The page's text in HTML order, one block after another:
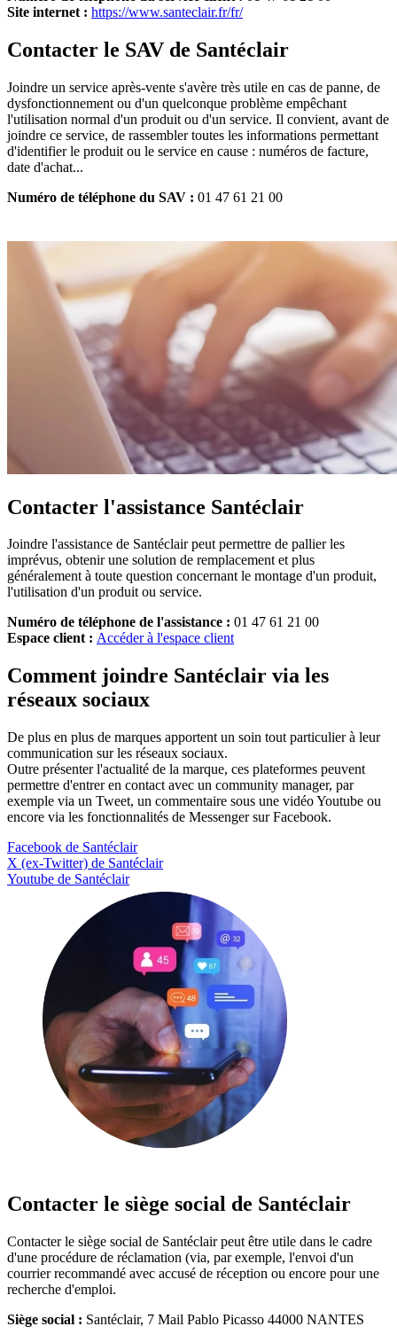
Site internet : https://www.santeclair.fr/fr/
Contacter le SAV de Santéclair
Joindre un service après-vente s'avère très utile en cas de panne, de
dysfonctionnement ou d'un quelconque problème empêchant
l'utilisation normal d'un produit ou d'un service. Il convient, avant de
joindre ce service, de rassembler toutes les informations permettant
d'identifier le produit ou le service en cause : numéros de facture,
date d'achat...
Numéro de téléphone du SAV : 01 47 61 21 00
Contacter l'assistance Santéclair
Joindre l'assistance de Santéclair peut permettre de pallier les
imprévus, obtenir une solution de remplacement et plus
généralement à toute question concernant le montage d'un produit,
l'utilisation d'un produit ou service.
Numéro de téléphone de l'assistance : 01 47 61 21 00
Espace client : Accéder à l'espace client
Comment joindre Santéclair via les
réseaux sociaux
De plus en plus de marques apportent un soin tout particulier à leur
communication sur les réseaux sociaux.
Outre présenter l'actualité de la marque, ces plateformes peuvent
permettre d'entrer en contact avec un community manager, par
exemple via un Tweet, un commentaire sous une vidéo Youtube ou
encore via les fonctionnalités de Messenger sur Facebook.
Facebook de Santéclair
X (ex-Twitter) de Santéclair
Youtube de Santéclair
Contacter le siège social de Santéclair
Contacter le siège social de Santéclair peut être utile dans le cadre
d'une procédure de réclamation (via, par exemple, l'envoi d'un
courrier recommandé avec accusé de réception ou encore pour une
recherche d'emploi.
Siège social : Santéclair, 7 Mail Pablo Picasso 44000 NANTES